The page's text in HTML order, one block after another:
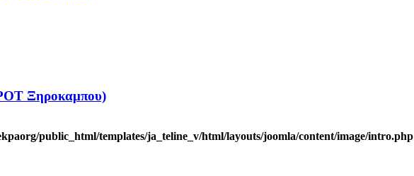
Ξηροκαμπου)
public_html/templates/ja_teline_v/html/layouts/joomla/content/image/intro.php